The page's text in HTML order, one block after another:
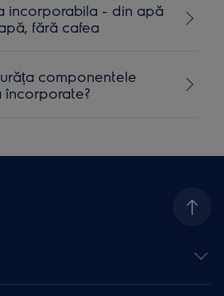
incorporabila - din apă
fără cafea
componentele
încorporate?